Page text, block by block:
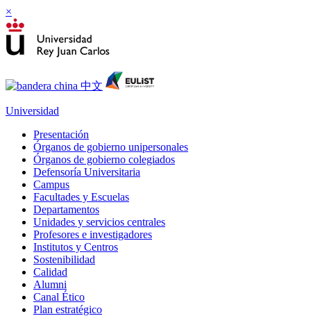
×
Universidad
Presentación
Órganos de gobierno unipersonales
Órganos de gobierno colegiados
Defensoría Universitaria
Campus
Facultades y Escuelas
Departamentos
Unidades y servicios centrales
Profesores e investigadores
Institutos y Centros
Sostenibilidad
Calidad
Alumni
Canal Ético
Plan estratégico